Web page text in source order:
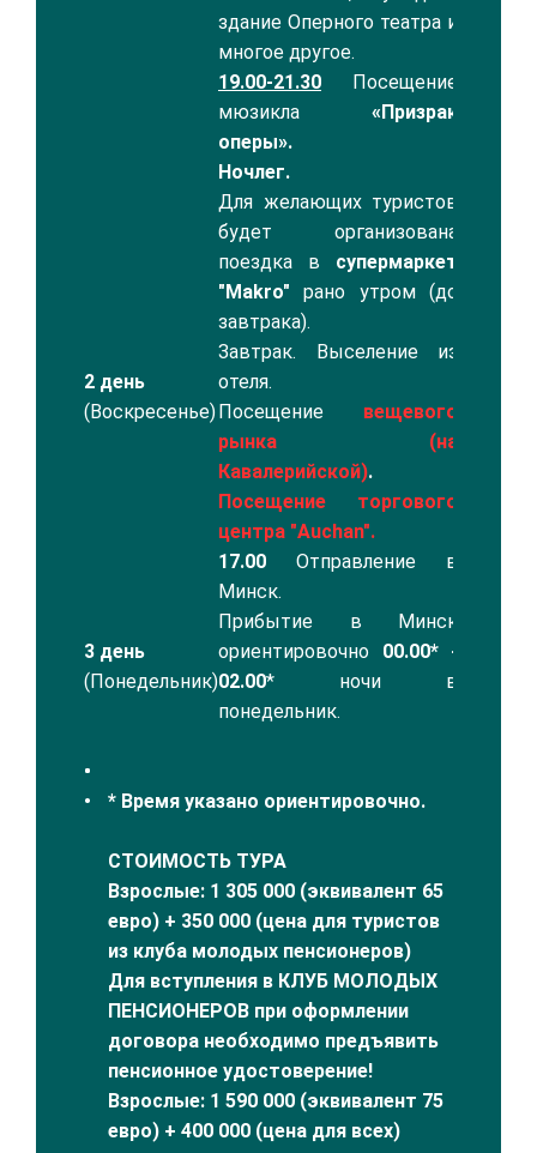
здание Оперного театра и
многое другое.
19.00-21.30 Посещение
мюзикла «Призрак
оперы».
Ночлег.
2 день
(Воскресенье)
Для желающих туристов
будет организована
поездка в супермаркет
"Makro"рано утром (до
завтрака).
Завтрак. Выселение из
отеля.
Посещение вещевого
рынка (на
Кавалерийской).
Посещение торгового
центра "Auchan".
17.00 Отправление в
Минск.
3 день
(Понедельник)
Прибытие в Минск
ориентировочно 00.00* -
02.00* ночи в
понедельник.
* Время указано ориентировочно.
СТОИМОСТЬ ТУРА
Взрослые: 1 305 000 (эквивалент 65
евро) + 350 000 (цена для туристов
из клуба молодых пенсионеров)
Для вступления в КЛУБ МОЛОДЫХ
ПЕНСИОНЕРОВ при оформлении
договора необходимо предъявить
пенсионное удостоверение!
Взрослые: 1 590 000 (эквивалент 75
евро) + 400 000 (цена для всех)